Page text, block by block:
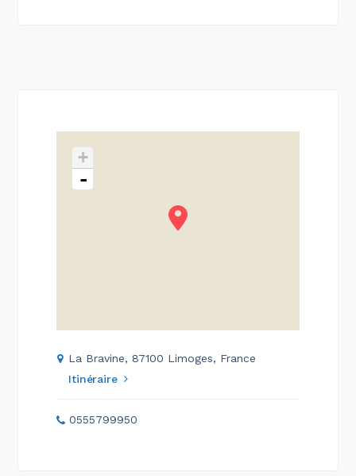
+
-
La Bravine, 87100 Limoges, France
Itinéraire
0555799950